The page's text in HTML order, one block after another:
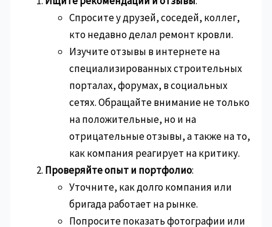
Спросите у друзей, соседей, коллег,
кто недавно делал ремонт кровли.
Изучите отзывы в интернете на
специализированных строительных
порталах, форумах, в социальных
сетях. Обращайте внимание не только
на положительные, но и на
отрицательные отзывы, а также на то,
как компания реагирует на критику.
Проверяйте опыт и портфолио:
Уточните, как долго компания или
бригада работает на рынке.
Попросите показать фотографии или